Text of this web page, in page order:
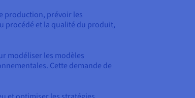
production, prévoir les
procédé et la qualité du produit,
modéliser les modèles
Cette demande de